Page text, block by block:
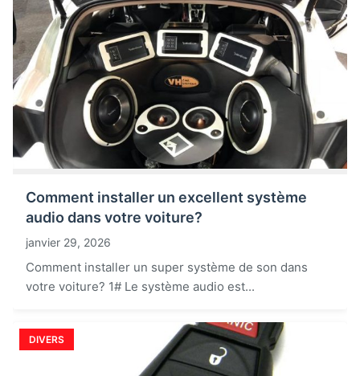
Comment installer un excellent système
audio dans votre voiture?
janvier 29, 2026
Comment installer un super système de son dans
votre voiture? 1# Le système audio est...
DIVERS